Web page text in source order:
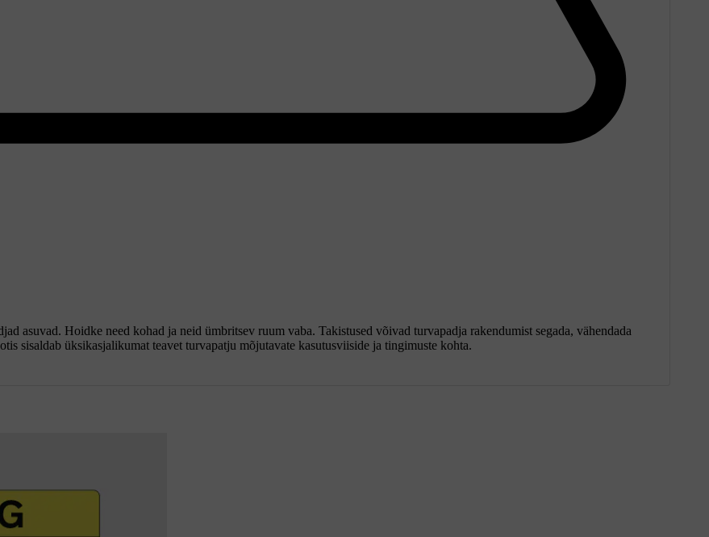
asuvad. Hoidke need kohad ja neid ümbritsev ruum vaba. Takistused võivad turvapadja rakendumist segada, vähendada
sisaldab üksikasjalikumat teavet turvapatju mõjutavate kasutusviiside ja tingimuste kohta.